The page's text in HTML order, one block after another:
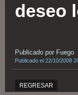
deseo
Publicado por Fuego
Publicado el 22/10/2008
REGRESAR